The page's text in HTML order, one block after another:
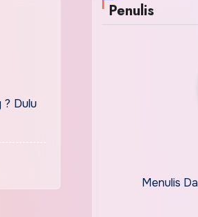
Dulu
Penulis
Menulis